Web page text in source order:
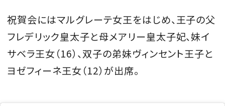
祝賀会にはマルグレーテ女王をはじめ、王子の父
フレデリック皇太子と母メアリー皇太子妃、妹イ
サベラ王女（16）、双子の弟妹ヴィンセント王子と
ヨゼフィーネ王女（12）が出席。